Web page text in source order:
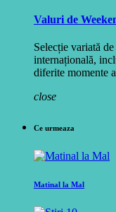
Valuri de
Selecție variată
internațională,
diferite momente
close
Ce urmeaza
Matinal la Mal